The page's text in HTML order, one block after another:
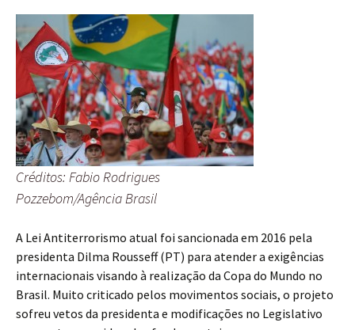
Créditos: Fabio Rodrigues
Pozzebom/Agência Brasil
A Lei Antiterrorismo atual foi sancionada em 2016 pela
presidenta Dilma Rousseff (PT) para atender a exigências
internacionais visando à realização da Copa do Mundo no
Brasil. Muito criticado pelos movimentos sociais, o projeto
sofreu vetos da presidenta e modificações no Legislativo